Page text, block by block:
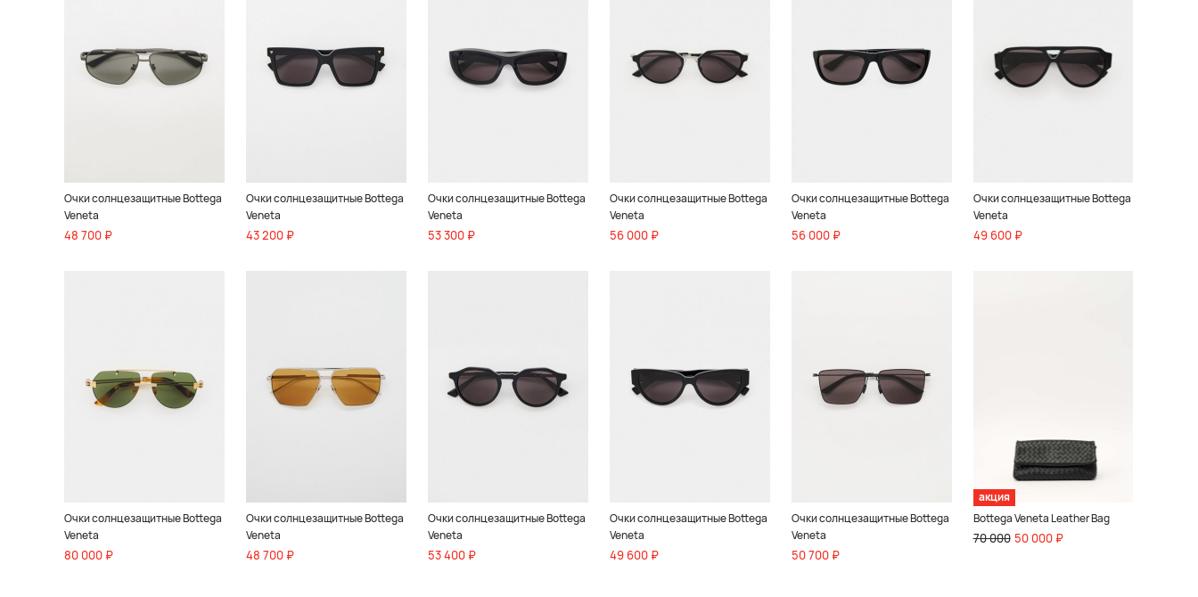
Очки солнцезащитные Bottega
Veneta
48 700 ₽
Очки солнцезащитные Bottega
Veneta
43 200 ₽
Очки солнцезащитные Bottega
Veneta
53 300 ₽
Очки солнцезащитные Bottega
Veneta
56 000 ₽
Очки солнцезащитные Bottega
Veneta
56 000 ₽
Очки солнцезащитные Bottega
Veneta
49 600 ₽
Очки солнцезащитные Bottega
Veneta
80 000 ₽
Очки солнцезащитные Bottega
Veneta
48 700 ₽
Очки солнцезащитные Bottega
Veneta
53 400 ₽
Очки солнцезащитные Bottega
Veneta
49 600 ₽
Очки солнцезащитные Bottega
Veneta
50 700 ₽
акция
Bottega Veneta Leather Bag
70 000 50 000 ₽